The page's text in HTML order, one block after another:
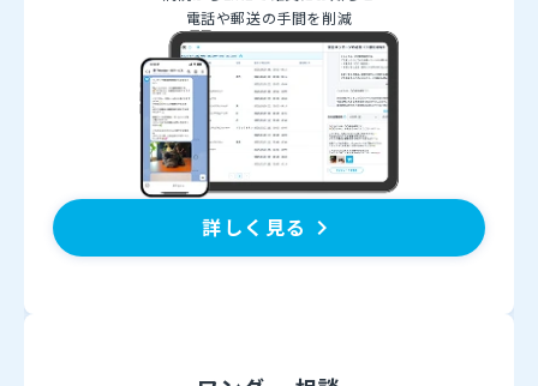
電話や郵送の手間を削減
詳しく見る keyboard_arrow_right